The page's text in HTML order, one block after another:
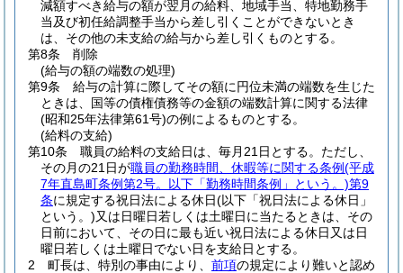
減額すべき給与の額が翌月の給料、地域手当、特地勤務手
当及び初任給調整手当から差し引くことができないとき
は、その他の未支給の給与から差し引くものとする。
第8条
削除
(給与の額の端数の処理)
第9条
給与の計算に際してその額に円位未満の端数を生じた
ときは、国等の債権債務等の金額の端数計算に関する法律
(昭和25年法律第61号)の例によるものとする。
(給料の支給)
第10条
職員の給料の支給日は、毎月21日とする。 ただし、
その月の21日が職員の勤務時間、休暇等に関する条例(平成
7年直島町条例第2号。以下「勤務時間条例」という。)第9
条に規定する祝日法による休日(以下「祝日法による休日」
という。)又は日曜日若しくは土曜日に当たるときは、その
日前において、その日に最も近い祝日法による休日又は日
曜日若しくは土曜日でない日を支給日とする。
2
町長は、特別の事由により、 前項の規定により難いと認め